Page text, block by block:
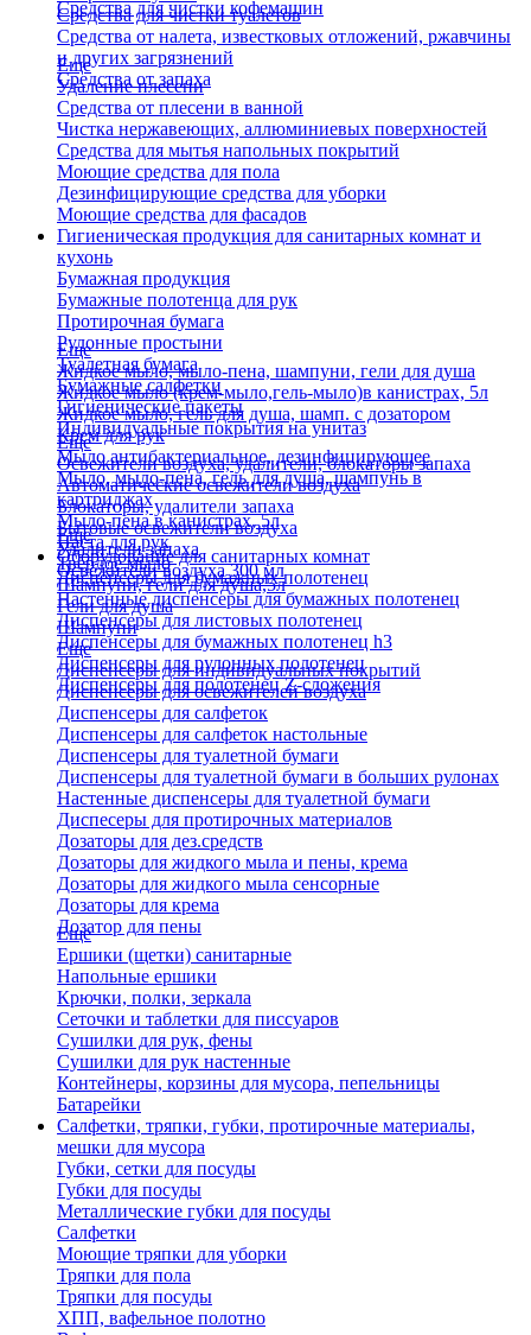
Средства для чистки кофемашин
Средства для чистки туалетов
Средства от налета, известковых отложений, ржавчины
и других загрязнений
Средства от запаха
Еще
Удаление плесени
Средства от плесени в ванной
Чистка нержавеющих, аллюминиевых поверхностей
Средства для мытья напольных покрытий
Моющие средства для пола
Дезинфицирующие средства для уборки
Моющие средства для фасадов
Гигиеническая продукция для санитарных комнат и
кухонь
Бумажная продукция
Бумажные полотенца для рук
Протирочная бумага
Рулонные простыни
Туалетная бумага
Бумажные салфетки
Гигиенические пакеты
Индивидуальные покрытия на унитаз
Еще
Жидкое мыло, мыло-пена, шампуни, гели для душа
Жидкое мыло (крем-мыло,гель-мыло)в канистрах, 5л
Жидкое мыло, гель для душа, шамп. с дозатором
Крем для рук
Мыло антибактериальное, дезинфицирующее
Мыло, мыло-пена, гель для душа, шампунь в
картриджах
Мыло-пена в канистрах, 5л
Паста для рук
Твердое мыло
Шампуни, гели для душа,5л
Гели для душа
Шампуни
Еще
Освежители воздуха, удалители, блокаторы запаха
Автоматические освежители воздуха
Блокаторы, удалители запаха
Бытовые освежители воздуха
Удалители запаха
Освежители воздуха 300 мл
Еще
Оборудование для санитарных комнат
Диспенсеры для бумажных полотенец
Настенные диспенсеры для бумажных полотенец
Диспенсеры для листовых полотенец
Диспенсеры для бумажных полотенец h3
Диспенсеры для рулонных полотенец
Диспенсеры для полотенец Z-сложения
Еще
Диспенсеры для индивидуальных покрытий
Диспенсеры для освежителей воздуха
Диспенсеры для салфеток
Диспенсеры для салфеток настольные
Диспенсеры для туалетной бумаги
Диспенсеры для туалетной бумаги в больших рулонах
Настенные диспенсеры для туалетной бумаги
Диспесеры для протирочных материалов
Дозаторы для дез.средств
Дозаторы для жидкого мыла и пены, крема
Дозаторы для жидкого мыла сенсорные
Дозаторы для крема
Дозатор для пены
Еще
Ершики (щетки) санитарные
Напольные ершики
Крючки, полки, зеркала
Сеточки и таблетки для писсуаров
Сушилки для рук, фены
Сушилки для рук настенные
Контейнеры, корзины для мусора, пепельницы
Батарейки
Салфетки, тряпки, губки, протирочные материалы,
мешки для мусора
Губки, сетки для посуды
Губки для посуды
Металлические губки для посуды
Салфетки
Моющие тряпки для уборки
Тряпки для пола
Тряпки для посуды
ХПП, вафельное полотно